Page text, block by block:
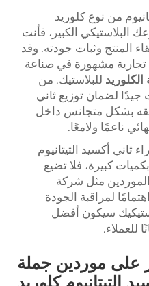
من نوع كلوريد
البلاستيكي الكبير، فأنت
المنتج وثبات جودته. وقد
تجارية مشهورة في صناعة
للبلاستيك. من
لضمان توزيع ثاني
بشكل متجانس داخل
ناعمًا ولامعًا.
أكسيد التيتانيوم
كبيرة، فلا تضيع
مثل شركة
لمراقبة الجودة
سيكون أفضل
للعملاء.
على موردين جملة
التيتانيوم كلوريد